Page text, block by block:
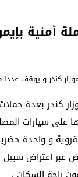
أمنية
كندر بعدة
على سيارات
و واحدة
عبر اعتراض